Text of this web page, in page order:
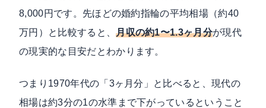
8,000円です。先ほどの婚約指輪の平均相場（約40
万円）と比較すると、月収の約1〜1.3ヶ月分が現代
の現実的な目安だとわかります。
つまり1970年代の「3ヶ月分」と比べると、現代の
相場は約3分の1の水準まで下がっているということ